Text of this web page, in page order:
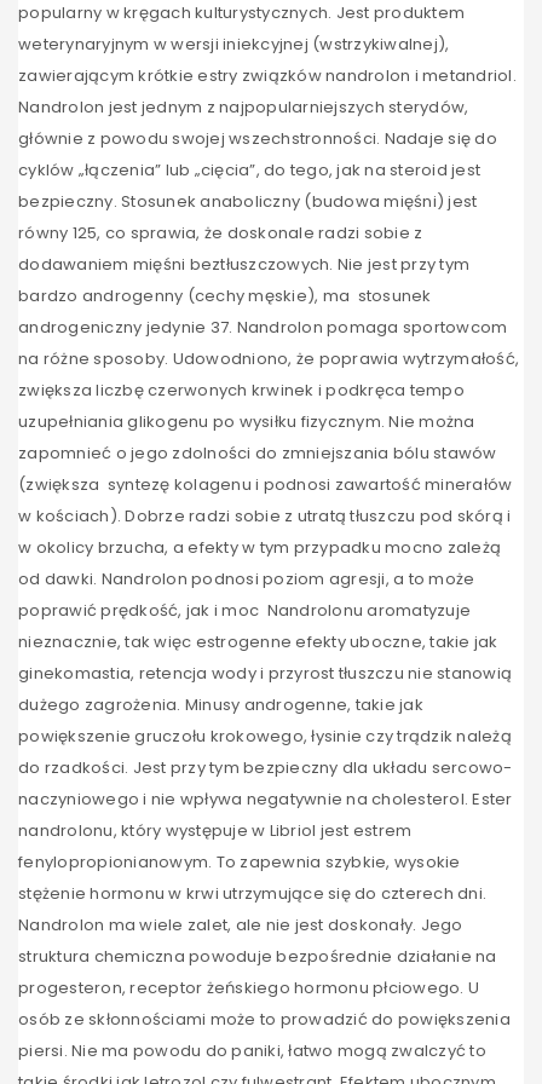
popularny w kręgach kulturystycznych. Jest produktem
weterynaryjnym w wersji iniekcyjnej (wstrzykiwalnej),
zawierającym krótkie estry związków nandrolon i metandriol.
Nandrolon jest jednym z najpopularniejszych sterydów,
głównie z powodu swojej wszechstronności. Nadaje się do
cyklów „łączenia” lub „cięcia”, do tego, jak na steroid jest
bezpieczny. Stosunek anaboliczny (budowa mięśni) jest
równy 125, co sprawia, że doskonale radzi sobie z
dodawaniem mięśni beztłuszczowych. Nie jest przy tym
bardzo androgenny (cechy męskie), ma stosunek
androgeniczny jedynie 37. Nandrolon pomaga sportowcom
na różne sposoby. Udowodniono, że poprawia wytrzymałość,
zwiększa liczbę czerwonych krwinek i podkręca tempo
uzupełniania glikogenu po wysiłku fizycznym. Nie można
zapomnieć o jego zdolności do zmniejszania bólu stawów
(zwiększa syntezę kolagenu i podnosi zawartość minerałów
w kościach). Dobrze radzi sobie z utratą tłuszczu pod skórą i
w okolicy brzucha, a efekty w tym przypadku mocno zależą
od dawki. Nandrolon podnosi poziom agresji, a to może
poprawić prędkość, jak i moc Nandrolonu aromatyzuje
nieznacznie, tak więc estrogenne efekty uboczne, takie jak
ginekomastia, retencja wody i przyrost tłuszczu nie stanowią
dużego zagrożenia. Minusy androgenne, takie jak
powiększenie gruczołu krokowego, łysinie czy trądzik należą
do rzadkości. Jest przy tym bezpieczny dla układu sercowo-
naczyniowego i nie wpływa negatywnie na cholesterol. Ester
nandrolonu, który występuje w Libriol jest estrem
fenylopropionianowym. To zapewnia szybkie, wysokie
stężenie hormonu w krwi utrzymujące się do czterech dni.
Nandrolon ma wiele zalet, ale nie jest doskonały. Jego
struktura chemiczna powoduje bezpośrednie działanie na
progesteron, receptor żeńskiego hormonu płciowego. U
osób ze skłonnościami może to prowadzić do powiększenia
piersi. Nie ma powodu do paniki, łatwo mogą zwalczyć to